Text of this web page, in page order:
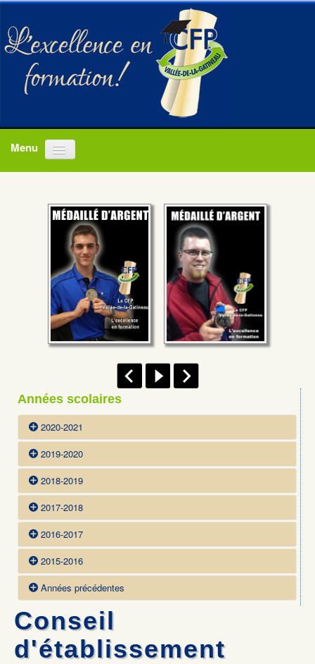
Programmes
Nous joindre
Facebook
Années scolaires
2020-2021
Composition des membres du conseil d'établissement
7 décembre 2020
2019-2020
Composition des membres du conseil d'établissement
30 septembre 2019
16 décembre 2019
2018-2019
2017-2018
2016-2017
2015-2016
Années précédentes
À venir...
Conseil
d'établissement